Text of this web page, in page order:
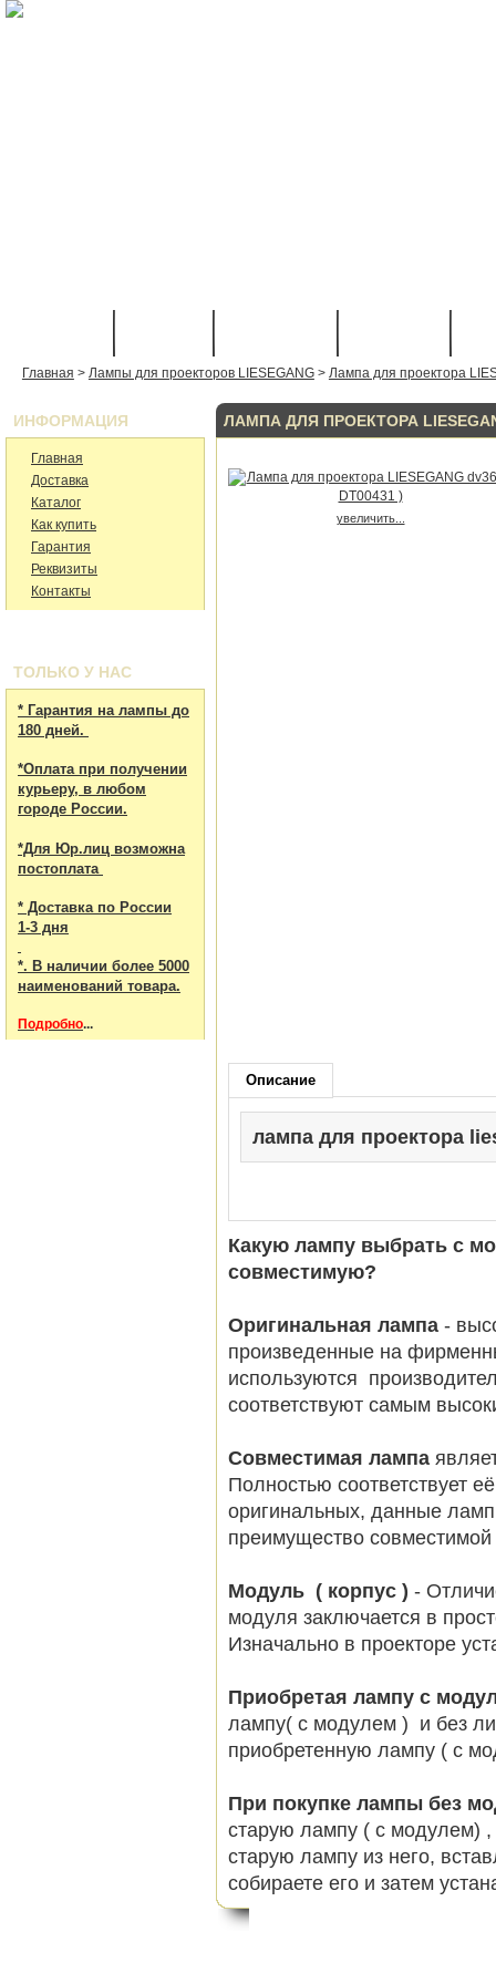
Главная > Лампы для проекторов LIESEGANG> Лампа для проектора
ИНФОРМАЦИЯ
Главная
Доставка
Каталог
Как купить
Гарантия
Реквизиты
Контакты
ТОЛЬКО У НАС
* Гарантия на лампы до
180 дней.
*Оплата при получении
курьеру, в любом
городе России.
*Для Юр.лиц возможна
постоплата
* Доставка по России
1-3 дня
*. В наличии более 5000
наименований товара.
Подробно...
ЛАМПА ДЛЯ ПРОЕКТОРА
увеличить...
Описание
лампа для проектора
Какую лампу выбрать с
совместимую?
Оригинальная лампа -
произведенные на
используются
соответствуют самым
Совместимая лампа
Полностью соответствует
оригинальных, данные
преимущество
Модуль ( корпус ) -
модуля заключается в
Изначально в проекторе
Приобретая лампу с
лампу( с модулем ) и без
приобретенную лампу ( с
При покупке лампы без
старую лампу ( с модулем) ,
старую лампу из него,
собираете его и затем